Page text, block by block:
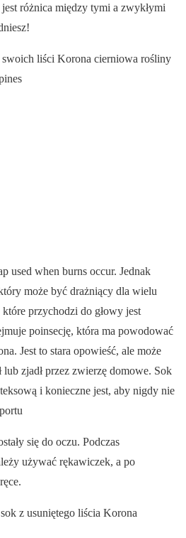
różnica między tymi a zwykłymi
liści Korona cierniowa rośliny
used when burns occur. Jednak
może być drażniący dla wielu
przychodzi do głowy jest
poinsecję, która ma powodować
Jest to stara opowieść, ale może
lub zjadł przez zwierzę domowe. Sok
i konieczne jest, aby nigdy nie
się do oczu. Podczas
używać rękawiczek, a po
z usuniętego liścia Korona